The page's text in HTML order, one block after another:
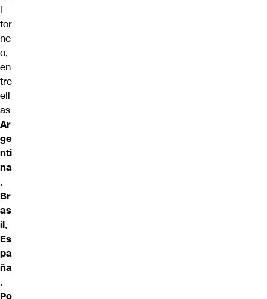
l
tor
ne
o,
en
tre
ell
as
Ar
ge
nti
na
,
Br
as
il,
Es
pa
ña
,
Po